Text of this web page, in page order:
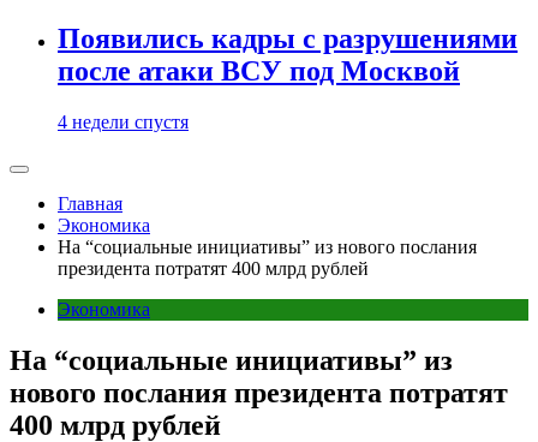
Появились кадры с разрушениями
после атаки ВСУ под Москвой
4 недели спустя
Главная
Экономика
На “социальные инициативы” из нового послания
президента потратят 400 млрд рублей
Экономика
На “социальные инициативы” из
нового послания президента потратят
400 млрд рублей